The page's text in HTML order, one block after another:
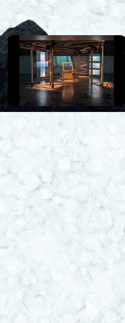
© 2026Alex